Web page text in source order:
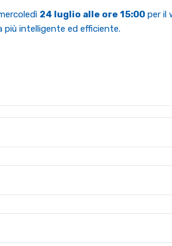
24 luglio alle ore 15:00 per il
più intelligente ed efficiente.